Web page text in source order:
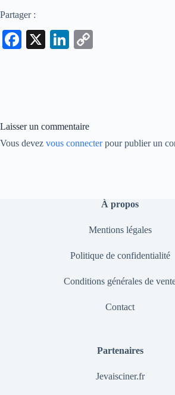
Partager :
Fa
X
Li
Laisser un commentaire
Vous devez vous connecterpour publier un
À propos
Mentions légales
Politique de confidentialité
Conditions générales de
Contact
Partenaires
Jevaisciner.fr